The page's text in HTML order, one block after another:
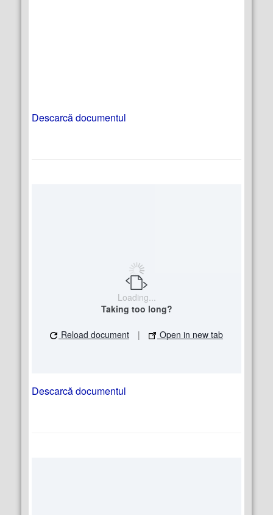
Descarcă documentul
Loading...
Taking too long?
Reload document | Open in new tab
Descarcă documentul